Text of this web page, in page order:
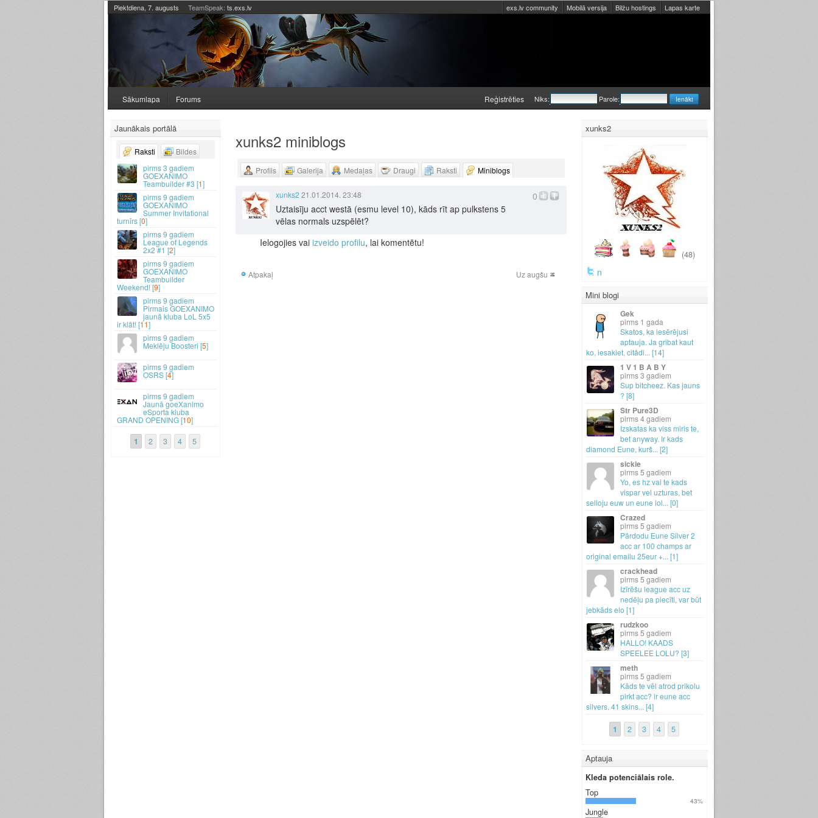
exs.lv community Mobilā versija Bilžu hostings Lapas karte
Piektdiena, 7. augusts TeamSpeak: ts.exs.lv
Sākumlapa Forums Reģistrēties Niks: Parole:
xunks2 miniblogs
Profils Galerija Medaļas Draugi Raksti Miniblogs
0
xunks2 21.01.2014. 23:48
Uztaisīju acct westā (esmu level 10), kāds rīt ap pulkstens 5
vēlas normals uzspēlēt?
Ielogojies vai izveido profilu, lai komentētu!
Atpakaļ Uz augšu
Jaunākais portālā
Raksti
Bildes
3 gadiem
GOEXANIMO
Teambuilder #3 [1]
9 gadiem
GOEXANIMO
Summer Invitational
turnīrs [0]
9 gadiem
League of Legends
2x2 #1 [2]
9 gadiem
GOEXANIMO
Teambuilder
Weekend! [9]
9 gadiem
Pirmais GOEXANIMO
jaunā kluba LoL 5x5
ir klāt! [11]
9 gadiem
Meklēju Boosteri [5]
9 gadiem
OSRS [4]
9 gadiem
Jaunā goeXanimo
eSporta kluba
GRAND OPENING [10]
1 2 3 4 5
xunks2
(48)
n
Mini blogi
Gek
1 gada
Skatos, ka iesērējusi
aptauja. Ja gribat kaut
ko, iesakiet, citādi... [14]
1 V 1 B A B Y
3 gadiem
Sup bitcheez. Kas jauns
? [8]
Str Pure3D
4 gadiem
Izskatas ka viss miris te,
bet anyway. Ir kads
diamond Eune, kurš... [2]
sickie
5 gadiem
Yo, es hz vai te kads
vispar vel uzturas, bet
selloju euw un eune lol... [0]
Crazed
5 gadiem
Pārdodu Eune Silver 2
acc ar 100 champs ar
original emailu 25eur +... [1]
crackhead
5 gadiem
Izīrēšu league acc uz
nedēļu pa piecīti, var būt
jebkāds elo [1]
rudzkoo
5 gadiem
HALLO! KAADS
SPEELEE LOLU? [3]
meth
5 gadiem
Kāds te vēl atrod prikolu
pirkt acc? ir eune acc
silvers. 41 skins... [4]
1 2 3 4 5
Aptauja
Kleda potenciālais role.
Top
43%
Jungle